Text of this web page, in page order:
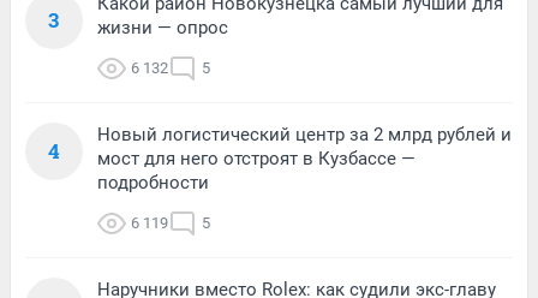
3
жизни — опрос
6 132 5
4
Новый логистический центр за 2 млрд рублей и
мост для него отстроят в Кузбассе —
подробности
6 119 5
Наручники вместо Rolex: как судили экс-главу